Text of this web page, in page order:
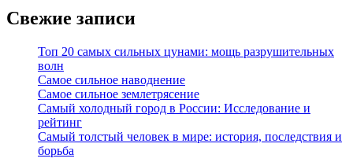
Свежие записи
Топ 20 самых сильных цунами: мощь разрушительных
волн
Самое сильное наводнение
Самое сильное землетрясение
Самый холодный город в России: Исследование и
рейтинг
Самый толстый человек в мире: история, последствия и
борьба